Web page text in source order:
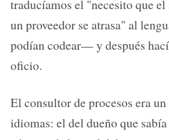
traducíamos el "necesito que
un proveedor se atrasa" al
podían codear— y después
oficio.
El consultor de procesos era
idiomas: el del dueño que